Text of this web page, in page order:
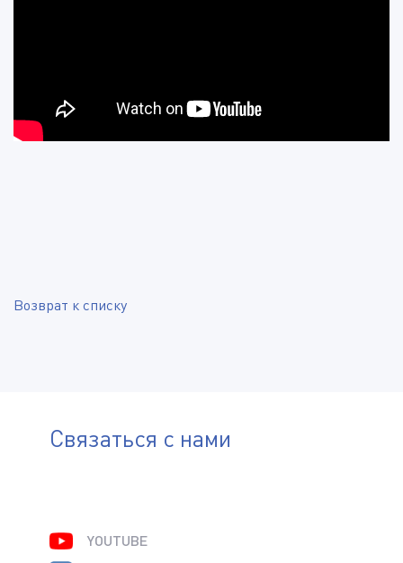
Возврат к списку
Связаться с нами
YOUTUBE